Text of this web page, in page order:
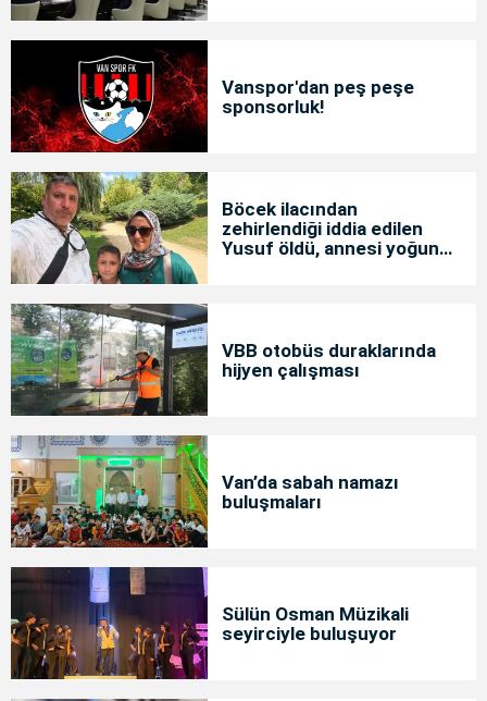
Vanspor'dan peş peşe
sponsorluk!
Böcek ilacından
zehirlendiği iddia edilen
Yusuf öldü, annesi yoğun
VBB otobüs duraklarında
hijyen çalışması
Van’da sabah namazı
buluşmaları
Sülün Osman Müzikali
seyirciyle buluşuyor